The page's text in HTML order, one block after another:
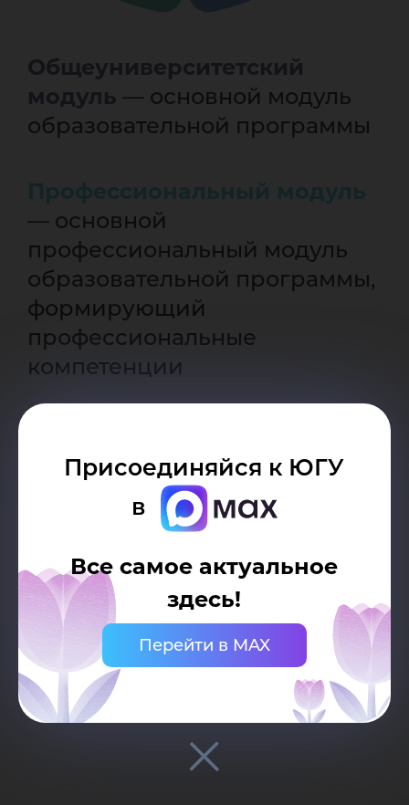
Присоединяйся к ЮГУ
в
Все самое актуальное
здесь!
Перейти в MAX
Общеуниверситетский
модуль — основной модуль
образовательной программы
— основной
профессиональный модуль
образовательной программы,
формирующий
профессиональные
компетенции
профессиональный модуль
Дисциплины по выбору
Это дисциплины из
неосновной предметной
области образовательной
программы, выбираются
обучающимися
самостоятельно